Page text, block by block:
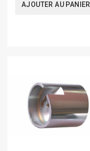
AJOUTER AU PANIER